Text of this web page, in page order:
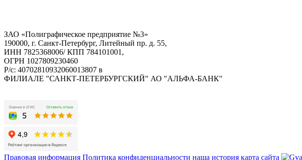
ЗАО «Полиграфическое предприятие №3»
190000, г. Санкт-Петербург, Литейный пр. д. 55,
ИНН 7825368006/ КПП 784101001,
ОГРН 1027809230460
Р/с: 40702810932060013807 в
ФИЛИАЛЕ "САНКТ-ПЕТЕРБУРГСКИЙ" АО "АЛЬФА-БАНК"
Правовая информация Политика конфиденциальности наша история карта сайта